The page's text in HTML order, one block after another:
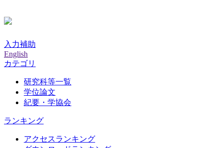
入力補助
English
カテゴリ
研究科等一覧
学位論文
紀要・学協会
ランキング
アクセスランキング